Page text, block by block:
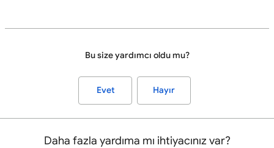
Bu size yardımcı oldu mu?
Evet Hayır
Daha fazla yardıma mı ihtiyacınız var?